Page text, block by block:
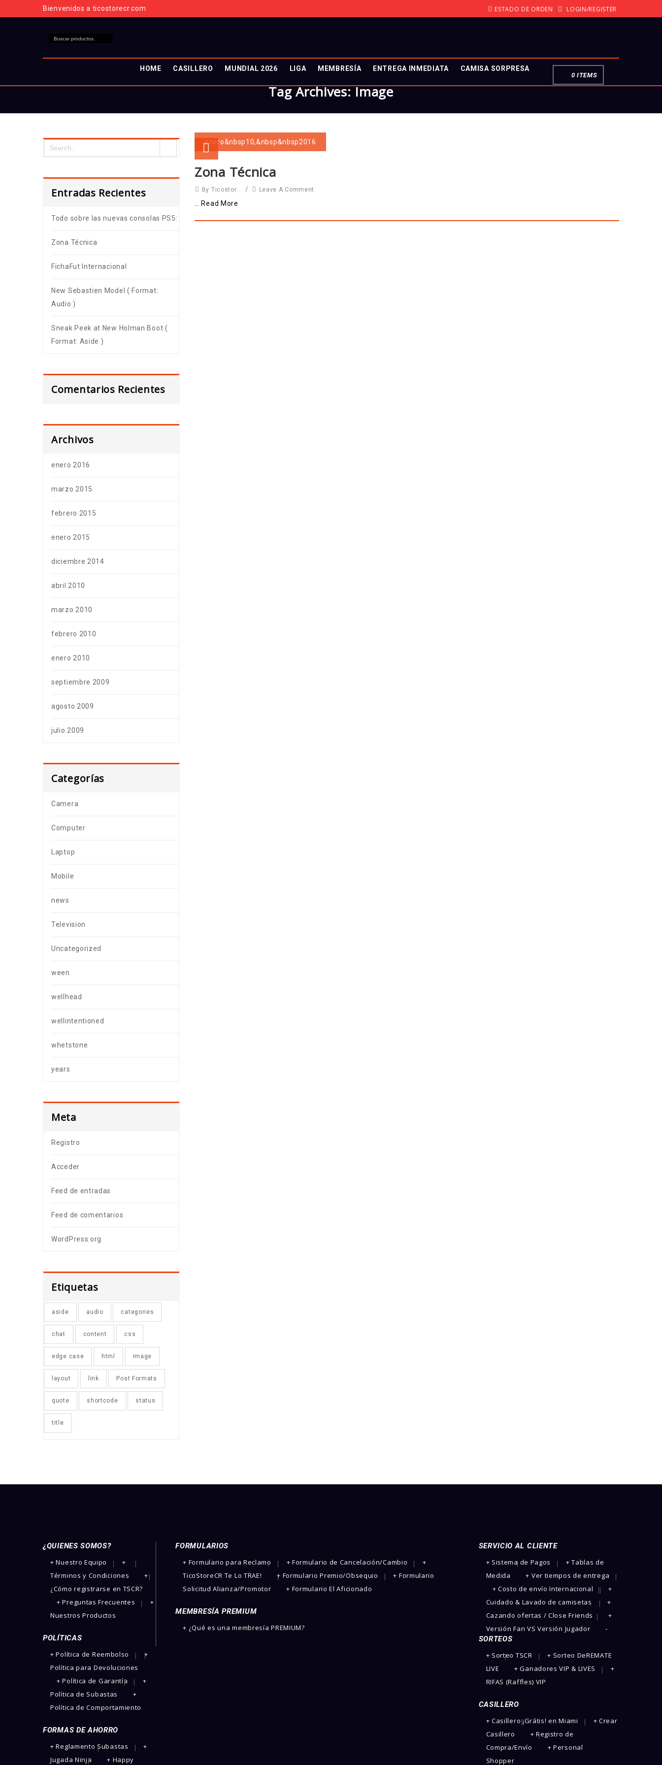
Bienvenidos a ticostorecr.com LOGIN/REGISTER
ESTADO DE ORDEN
0 ITEMS
HOME CASILLERO MUNDIAL 2026 LIGA MEMBRESÍA ENTREGA INMEDIATA CAMISA SORPRESA
Tag Archives: Image
enero&nbsp10,&nbsp&nbsp2016
Zona Técnica
By Ticostor / Leave A Comment
… Read More
Entradas Recientes
Todo sobre las nuevas consolas PS5:
Zona Técnica
FichaFut Internacional
New Sebastien Model ( Format:
Audio )
Sneak Peek at New Holman Boot (
Format: Aside )
Comentarios Recientes
Archivos
enero 2016
marzo 2015
febrero 2015
enero 2015
diciembre 2014
abril 2010
marzo 2010
febrero 2010
enero 2010
septiembre 2009
agosto 2009
julio 2009
Categorías
Camera
Computer
Laptop
Mobile
news
Television
Uncategorized
ween
wellhead
wellintentioned
whetstone
years
Meta
Registro
Acceder
Feed de entradas
Feed de comentarios
WordPress.org
Etiquetas
aside audio categories
chat content css
edge case html image
layout link Post Formats
quote shortcode status
title
¿QUIENES SOMOS?
­+ Nuestro Equipo
+
Términos y Condiciones
+
¿Cómo registrarse en TSCR?
+ Preguntas Frecuentes
+
Nuestros Productos
POLÍTICAS
+ Política de Reembolso
+
Política para Devoluciones
+ Política de Garantía
+
Política de Subastas
+
Política de Comportamiento
FORMAS DE AHORRO
+ Reglamento Subastas
+
Jugada Ninja
+ Happy
FORMULARIOS
+ Formulario para Reclamo
+ Formulario de Cancelación/Cambio
+
TicoStoreCR Te Lo TRAE!
+ Formulario Premio/Obsequio
+ Formulario
Solicitud Alianza/Promotor
+ Formulario El Aficionado
MEMBRESÍA PREMIUM
+ ¿Qué es una membresía PREMIUM?
SERVICIO AL CLIENTE
+ Sistema de Pagos
+ Tablas de
Medida
+ Ver tiempos de entrega
+ Costo de envío Internacional
+
Cuidado & Lavado de camisetas
+
Cazando ofertas / Close Friends
+
Versión Fan VS Versión Jugador
-
SORTEOS
+ Sorteo TSCR
+ Sorteo DeREMATE
LIVE
+ Ganadores VIP & LIVES
+
RIFAS (Raffles) VIP
CASILLERO
+ Casillero ¡Grátis! en Miami
+ Crear
Casillero
+ Registro de
Compra/Envío
+ Personal
Shopper